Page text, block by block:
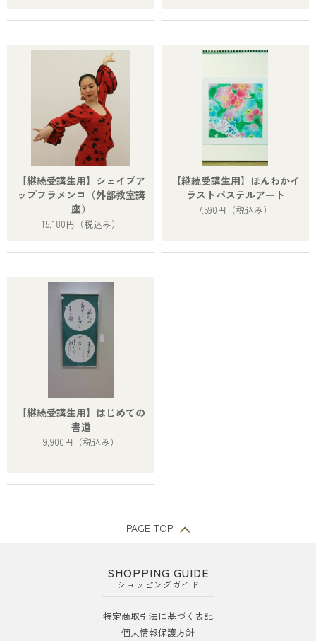
【継続受講生用】シェイプア
ップフラメンコ（外部教室講
座）
15,180円 （税込み）
【継続受講生用】ほんわかイ
ラストパステルアート
7,590円 （税込み）
【継続受講生用】はじめての
書道
9,900円 （税込み）
PAGE TOP
SHOPPING GUIDE
ショッピングガイド
特定商取引法に基づく表記
個人情報保護方針